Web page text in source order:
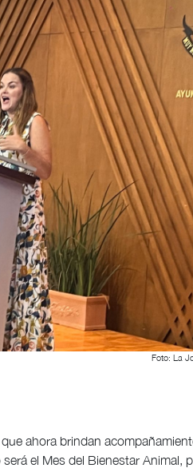
Foto: La
ahora brindan
el Mes del Bienestar Animal,